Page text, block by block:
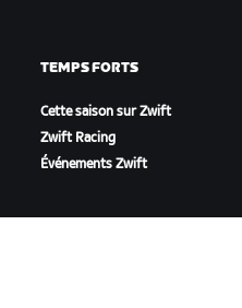
TEMPS FORTS
Cette saison sur Zwift
Zwift Racing
Événements Zwift